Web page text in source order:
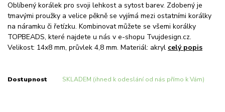
Oblíbený korálek pro svoji lehkost a sytost barev. Zdobený je
tmavými proužky a velice pěkně se vyjímá mezi ostatními korálky
na náramku či řetízku. Kombinovat můžete se všemi korálky
TOPBEADS, které najdete u nás v e-shopu Tvujdesign.cz.
Velikost: 14x8 mm, průvlek 4,8 mm. Materiál: akryl celý popis
Dostupnost SKLADEM (ihned k odeslání od nás přímo k Vám)